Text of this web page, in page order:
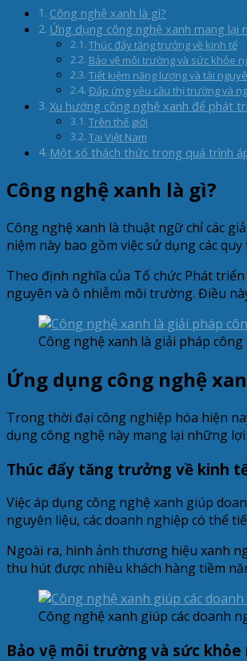
Công nghệ xanh là gì?
Ứng dụng công nghệ xanh mang lại
Thúc đẩy tăng trưởng về kinh tế
Bảo vệ môi trường và sức khỏe
Tiết kiệm năng lượng và tài
Đáp ứng yêu cầu thị trường và
Xu hướng công nghệ xanh để phát
Trên thế giới
Tại Việt Nam
Một số thách thức trong quá trình
Công nghệ xanh là gì?
Công nghệ xanh là thuật ngữ chỉ các
niệm này bao gồm việc sử dụng các
Theo định nghĩa của Tổ chức Phát
nguyên và ô nhiễm môi trường. Điều
Công nghệ xanh là giải pháp
Ứng dụng công nghệ
Trong thời đại công nghiệp hóa hiện
dụng công nghệ này mang lại những lợi
Thúc đẩy tăng trưởng về kinh
Việc áp dụng công nghệ xanh giúp
nguyên liệu, các doanh nghiệp có thể
Ngoài ra, hình ảnh thương hiệu xanh
thu hút được nhiều khách hàng tiềm
Công nghệ xanh giúp các doanh
Bảo vệ môi trường và sức